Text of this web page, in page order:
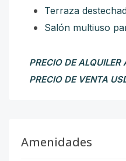
Terraza
Salón multiuso
PRECIO DE
PRECIO DE VENTA
Amenidades